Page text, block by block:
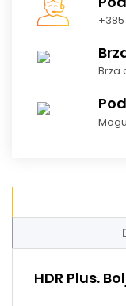
+385
Brza
HDR Plus.